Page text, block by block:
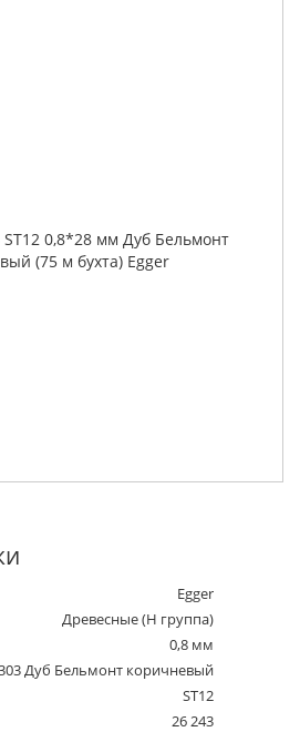
Egger
Древесные (Н группа)
0,8 мм
Дуб Бельмонт коричневый
ST12
26 243